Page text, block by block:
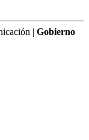
| Gobierno